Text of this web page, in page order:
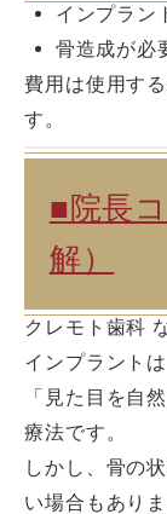
インプラン
骨造成が必
費用は使用す
す。
■院長
解）
クレモト歯科
インプラント
「見た目を自
療法です。
しかし、骨の
い場合もありま